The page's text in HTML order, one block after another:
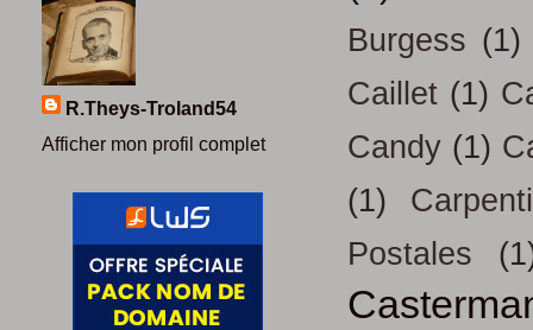
Burgess (1)
Caillet (1)
Candy (1)
(1)
Postales
R.Theys-Troland54
Afficher mon profil complet